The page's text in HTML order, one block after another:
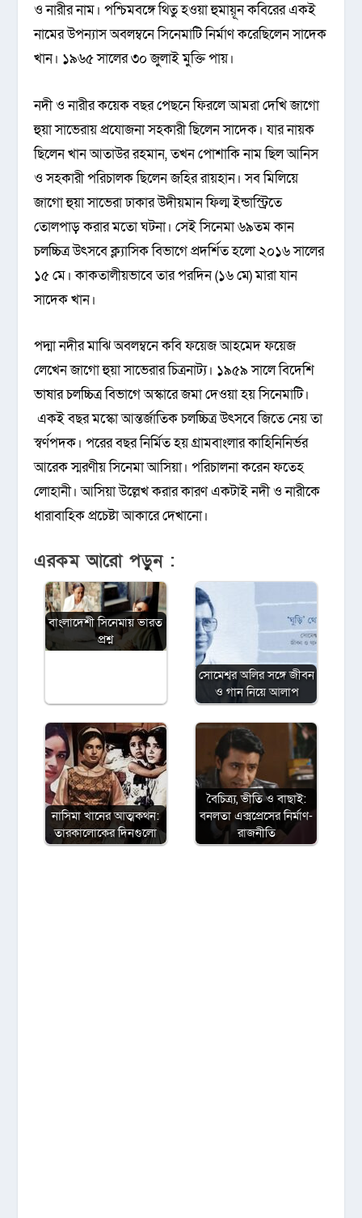
ও নারীর নাম। পশ্চিমবঙ্গে থিতু হওয়া হুমায়ূন কবিরের একই
নামের উপন্যাস অবলম্বনে সিনেমাটি নির্মাণ করেছিলেন সাদেক
খান। ১৯৬৫ সালের ৩০ জুলাই মুক্তি পায়।
নদী ও নারীর কয়েক বছর পেছনে ফিরলে আমরা দেখি জাগো
হুয়া সাভেরায় প্রযোজনা সহকারী ছিলেন সাদেক। যার নায়ক
ছিলেন খান আতাউর রহমান, তখন পোশাকি নাম ছিল আনিস
ও সহকারী পরিচালক ছিলেন জহির রায়হান। সব মিলিয়ে
জাগো হুয়া সাভেরা ঢাকার উদীয়মান ফিল্ম ইন্ডাস্ট্রিতে
তোলপাড় করার মতো ঘটনা। সেই সিনেমা ৬৯তম কান
চলচ্চিত্র উৎসবে ক্ল্যাসিক বিভাগে প্রদর্শিত হলো ২০১৬ সালের
১৫ মে। কাকতালীয়ভাবে তার পরদিন (১৬ মে) মারা যান
সাদেক খান।
পদ্মা নদীর মাঝি অবলম্বনে কবি ফয়েজ আহমেদ ফয়েজ
লেখেন জাগো হুয়া সাভেরার চিত্রনাট্য। ১৯৫৯ সালে বিদেশি
ভাষার চলচ্চিত্র বিভাগে অস্কারে জমা দেওয়া হয় সিনেমাটি।
একই বছর মস্কো আন্তর্জাতিক চলচ্চিত্র উৎসবে জিতে নেয় তা
স্বর্ণপদক। পরের বছর নির্মিত হয় গ্রামবাংলার কাহিনিনির্ভর
আরেক স্মরণীয় সিনেমা আসিয়া। পরিচালনা করেন ফতেহ
লোহানী। আসিয়া উল্লেখ করার কারণ একটাই নদী ও নারীকে
ধারাবাহিক প্রচেষ্টা আকারে দেখানো।
এরকম আরো পড়ুন :
বাংলাদেশী সিনেমায় ভারত
প্রশ্ন
সোমেশ্বর অলির সঙ্গে জীবন
ও গান নিয়ে আলাপ
নাসিমা খানের আত্মকথন:
তারকালোকের দিনগুলো
বৈচিত্র্য, ভীতি ও বাছাই:
বনলতা এক্সপ্রেসের নির্মাণ-
রাজনীতি